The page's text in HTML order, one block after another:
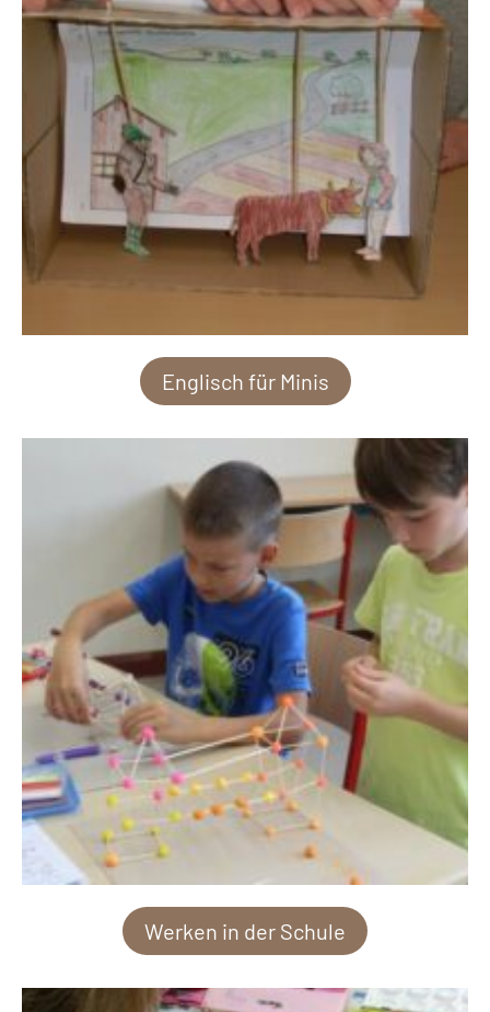
Englisch für Minis
Werken in der Schule